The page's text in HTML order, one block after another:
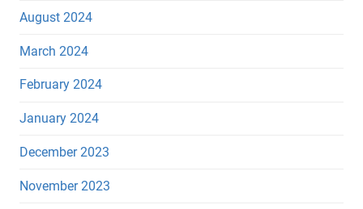
August 2024
March 2024
February 2024
January 2024
December 2023
November 2023